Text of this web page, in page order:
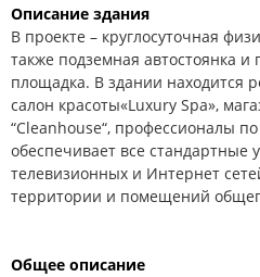
Описание здания
В проекте – круглосуточная
также подземная автостоянка
площадка. В здании находится
салон красоты«Luxury Spa»,
“Cleanhouse“, профессионалы
обеспечивает все стандартные
телевизионных и Интернет
территории и помещений
Общее описание